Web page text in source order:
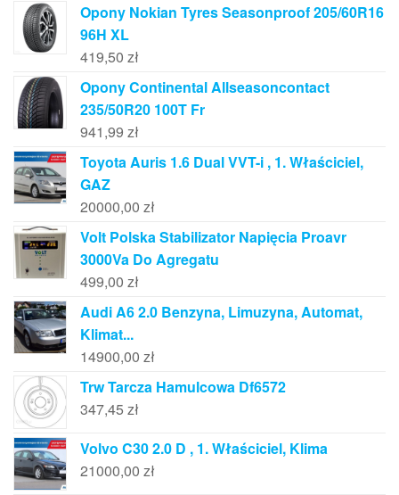
Opony Nokian Tyres Seasonproof 205/60R16
96H XL
419,50 zł
Opony Continental Allseasoncontact
235/50R20 100T Fr
941,99 zł
Toyota Auris 1.6 Dual VVT-i , 1. Właściciel,
GAZ
20000,00 zł
Volt Polska Stabilizator Napięcia Proavr
3000Va Do Agregatu
499,00 zł
Audi A6 2.0 Benzyna, Limuzyna, Automat,
Klimat...
14900,00 zł
Trw Tarcza Hamulcowa Df6572
347,45 zł
Volvo C30 2.0 D , 1. Właściciel, Klima
21000,00 zł